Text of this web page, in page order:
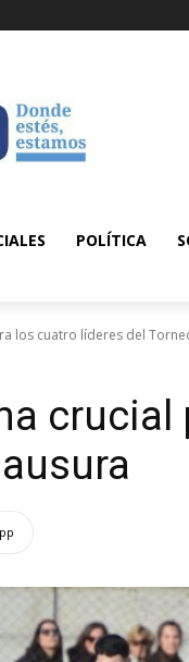
POLÍTICA
los cuatro líderes del
crucial